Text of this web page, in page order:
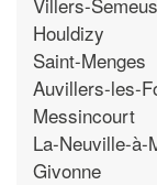
Houldizy
Saint-Menges
Auvillers-les-
Messincourt
La-Neuville-à-
Givonne